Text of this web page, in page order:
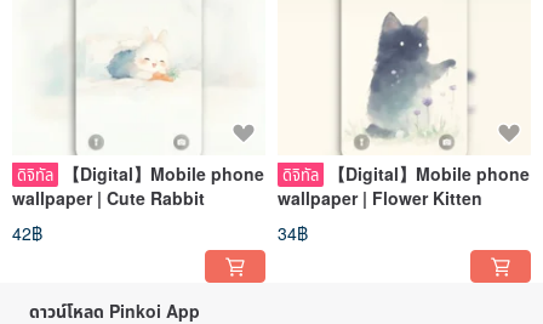
ดิจิทัล
【Digital】Mobile phone
wallpaper | Cute Rabbit
42฿
ดิจิทัล
【Digital】Mobile phone
wallpaper | Flower Kitten
34฿
ดาวน์โหลด Pinkoi App